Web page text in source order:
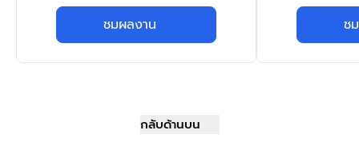
ชมผลงาน ช
กลับด้านบน